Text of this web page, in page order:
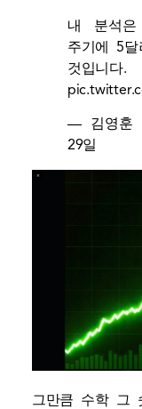
내 분석은
주기에 5
것입니
— 김영훈
29일
그만큼 수학그